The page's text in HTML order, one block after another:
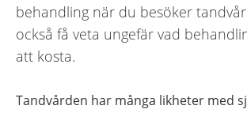
behandling när du besöker
också få veta ungefär vad
att kosta.
Tandvården har många likheter med